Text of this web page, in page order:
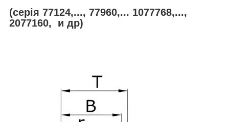
(серія 77124,..., 77960,... 1077768,...,
2077160, и др)